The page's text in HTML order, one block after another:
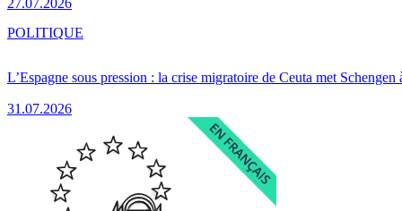
L’Espagne sous pression : la crise migratoire de Ceuta met Schengen
31.07.2026
POLITIQUE